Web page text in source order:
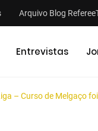
Arquivo Blog
Entrevistas
– Curso de Melgaço